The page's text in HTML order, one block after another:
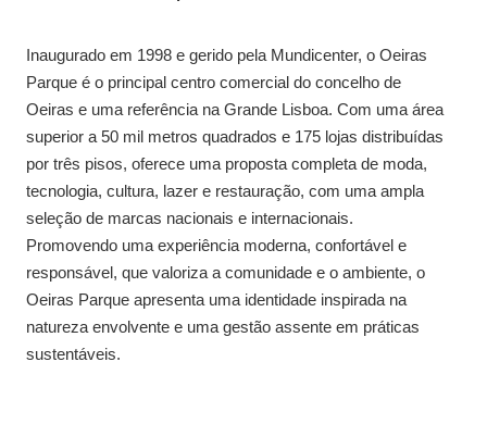
Inaugurado em 1998 e gerido pela Mundicenter, o Oeiras
Parque é o principal centro comercial do concelho de
Oeiras e uma referência na Grande Lisboa. Com uma área
superior a 50 mil metros quadrados e 175 lojas distribuídas
por três pisos, oferece uma proposta completa de moda,
tecnologia, cultura, lazer e restauração, com uma ampla
seleção de marcas nacionais e internacionais.
Promovendo uma experiência moderna, confortável e
responsável, que valoriza a comunidade e o ambiente, o
Oeiras Parque apresenta uma identidade inspirada na
natureza envolvente e uma gestão assente em práticas
sustentáveis.